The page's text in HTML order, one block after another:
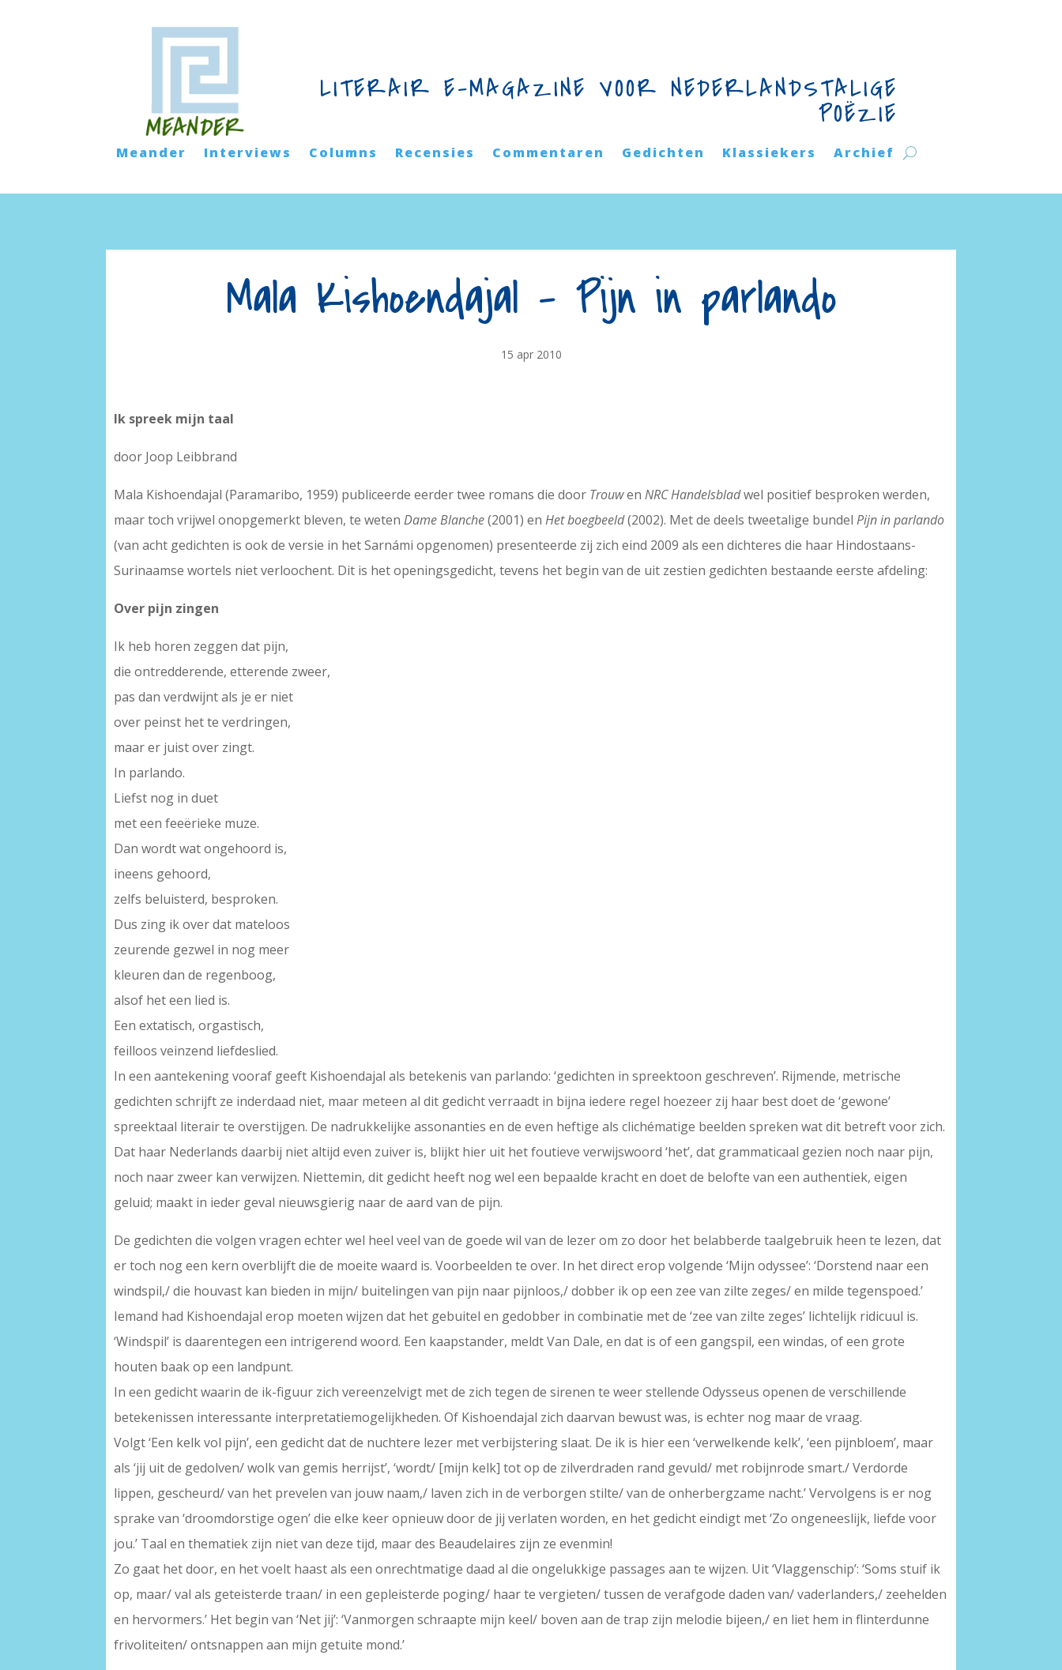
LITERAIR E-MAGAZINE VOOR NEDERLANDSTALIGE
POËZIE
Meander Interviews Columns Recensies Commentaren Gedichten Klassiekers Archief
Mala Kishoendajal – Pijn in parlando
15 apr 2010
Ik spreek mijn taal
door Joop Leibbrand
Mala Kishoendajal (Paramaribo, 1959) publiceerde eerder twee romans die door TrouwenNRC Handelsbladwel positief besproken werden,
maar toch vrijwel onopgemerkt bleven, te wetenDame Blanche(2001) enHet boegbeeld(2002). Met de deels tweetalige bundelPijn in parlando
(van acht gedichten is ook de versie in het Sarnámi opgenomen) presenteerde zij zich eind 2009 als een dichteres die haar Hindostaans-
Surinaamse wortels niet verloochent. Dit is het openingsgedicht, tevens het begin van de uit zestien gedichten bestaande eerste afdeling:
Over pijn zingen
Ik heb horen zeggen dat pijn,
die ontredderende, etterende zweer,
pas dan verdwijnt als je er niet
over peinst het te verdringen,
maar er juist over zingt.
In parlando.
Liefst nog in duet
met een feeërieke muze.
Dan wordt wat ongehoord is,
ineens gehoord,
zelfs beluisterd, besproken.
Dus zing ik over dat mateloos
zeurende gezwel in nog meer
kleuren dan de regenboog,
alsof het een lied is.
Een extatisch, orgastisch,
feilloos veinzend liefdeslied.
In een aantekening vooraf geeft Kishoendajal als betekenis van parlando: ‘gedichten in spreektoon geschreven’. Rijmende, metrische
gedichten schrijft ze inderdaad niet, maar meteen al dit gedicht verraadt in bijna iedere regel hoezeer zij haar best doet de ‘gewone’
spreektaal literair te overstijgen. De nadrukkelijke assonanties en de even heftige als clichématige beelden spreken wat dit betreft voor zich.
Dat haar Nederlands daarbij niet altijd even zuiver is, blijkt hier uit het foutieve verwijswoord ‘het’, dat grammaticaal gezien noch naar pijn,
noch naar zweer kan verwijzen. Niettemin, dit gedicht heeft nog wel een bepaalde kracht en doet de belofte van een authentiek, eigen
geluid; maakt in ieder geval nieuwsgierig naar de aard van de pijn.
De gedichten die volgen vragen echter wel heel veel van de goede wil van de lezer om zo door het belabberde taalgebruik heen te lezen, dat
er toch nog een kern overblijft die de moeite waard is. Voorbeelden te over. In het direct erop volgende ‘Mijn odyssee’: ‘Dorstend naar een
windspil,/ die houvast kan bieden in mijn/ buitelingen van pijn naar pijnloos,/ dobber ik op een zee van zilte zeges/ en milde tegenspoed.’
Iemand had Kishoendajal erop moeten wijzen dat het gebuitel en gedobber in combinatie met de ‘zee van zilte zeges’ lichtelijk ridicuul is.
‘Windspil’ is daarentegen een intrigerend woord. Een kaapstander, meldt Van Dale, en dat is of een gangspil, een windas, of een grote
houten baak op een landpunt.
In een gedicht waarin de ik-figuur zich vereenzelvigt met de zich tegen de sirenen te weer stellende Odysseus openen de verschillende
betekenissen interessante interpretatiemogelijkheden. Of Kishoendajal zich daarvan bewust was, is echter nog maar de vraag.
Volgt ‘Een kelk vol pijn’, een gedicht dat de nuchtere lezer met verbijstering slaat. De ik is hier een ‘verwelkende kelk’, ‘een pijnbloem’, maar
als ‘jij uit de gedolven/ wolk van gemis herrijst’, ‘wordt/ [mijn kelk] tot op de zilverdraden rand gevuld/ met robijnrode smart./ Verdorde
lippen, gescheurd/ van het prevelen van jouw naam,/ laven zich in de verborgen stilte/ van de onherbergzame nacht.’ Vervolgens is er nog
sprake van ‘droomdorstige ogen’ die elke keer opnieuw door de jij verlaten worden, en het gedicht eindigt met ‘Zo ongeneeslijk, liefde voor
jou.’ Taal en thematiek zijn niet van deze tijd, maar des Beaudelaires zijn ze evenmin!
Zo gaat het door, en het voelt haast als een onrechtmatige daad al die ongelukkige passages aan te wijzen. Uit ‘Vlaggenschip’: ‘Soms stuif ik
op, maar/ val als geteisterde traan/ in een gepleisterde poging/ haar te vergieten/ tussen de verafgode daden van/ vaderlanders,/ zeehelden
en hervormers.’ Het begin van ‘Net jij’: ‘Vanmorgen schraapte mijn keel/ boven aan de trap zijn melodie bijeen,/ en liet hem in flinterdunne
frivoliteiten/ ontsnappen aan mijn getuite mond.’